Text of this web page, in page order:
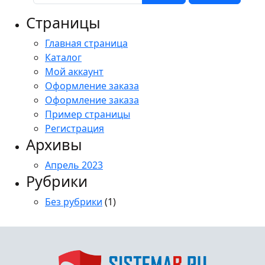
Страницы
Главная страница
Каталог
Мой аккаунт
Оформление заказа
Оформление заказа
Пример страницы
Регистрация
Архивы
Апрель 2023
Рубрики
Без рубрики (1)